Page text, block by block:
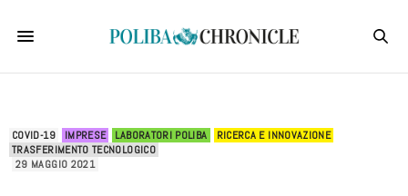
COVID-19 IMPRESE LABORATORI POLIBA
RICERCA E INNOVAZIONE
TRASFERIMENTO TECNOLOGICO
29 MAGGIO 2021